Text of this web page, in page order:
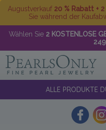
Augustverkauf 20 % Rabatt + 2
Sie während der
Wählen Sie 2 KOSTENLOSE
ALLE PRODUKTE